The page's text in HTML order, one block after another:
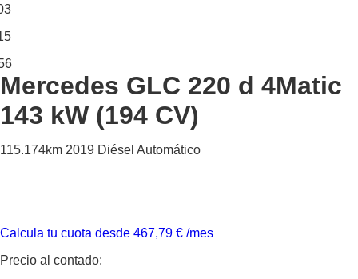
Mercedes GLC 220 d 4Matic
143 kW (194 CV)
115.174km 2019 Diésel Automático
Calcula tu cuota desde 467,79 € /mes
Precio al contado: